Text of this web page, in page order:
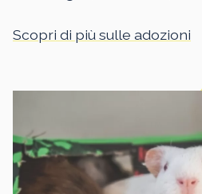
Scopri di più sulle adozioni